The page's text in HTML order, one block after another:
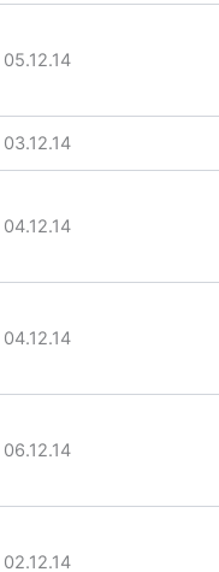
05.12.14
03.12.14
04.12.14
04.12.14
06.12.14
02.12.14